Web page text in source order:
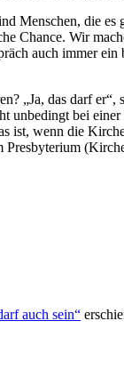
Menschen, die
Chance. Wir
auch immer
„Ja, das darf
unbedingt bei
ist, wenn die
auch sein“